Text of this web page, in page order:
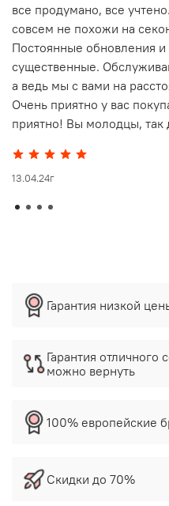
все продумано, все
совсем не похожи на
Постоянные обновления
существенные.
а ведь мы с вами на
Очень приятно у вас
приятно! Вы молодцы, так
13.04.24г
Гарантия низкой
Гарантия
можно вернуть
100% европейские
Скидки до 70%